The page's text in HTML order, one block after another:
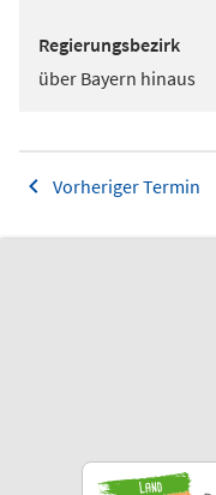
Regierungsbezirk
über Bayern hinaus
Vorheriger Termin